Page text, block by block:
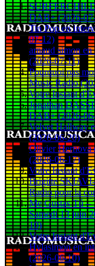
DAB+ (2026-
Tin Pop en
07-12)
arnaud simon
(2026-07-11)
Pourquoi pas
Music Radio
Votre Instant
Jonathan
DAB+ (2026-
Velvet Hallway
(2026-06-20)
Olivier Hernova
(2026-06-17)
Votre Instant
Brigitte
Radio pour la
Me Gustas Tú –
Samedi 13 juin
10)
Votre Instant
Hylasimon en
(2026-06-10)